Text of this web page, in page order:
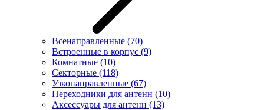
Всенаправленные (70)
Встроенные в корпус (9)
Комнатные (10)
Секторные (118)
Узконаправленные (67)
Переходники для антенн (10)
Аксессуары для антенн (13)